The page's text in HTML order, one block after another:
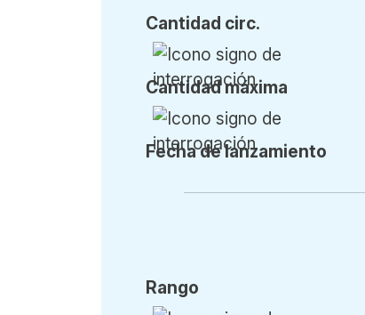
Cantidad circ.
Cantidadmáxima
Fecha de lanzamiento
Rango